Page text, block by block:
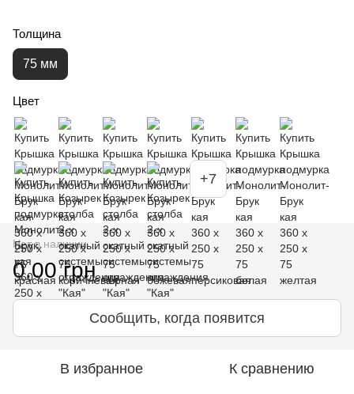
Толщина
75 мм
Цвет
+7
Нет в наличии
0.00 грн
Сообщить, когда появится
В избранное К сравнению